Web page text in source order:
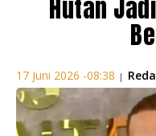
Hutan
17 Juni 2026 -08:38 |